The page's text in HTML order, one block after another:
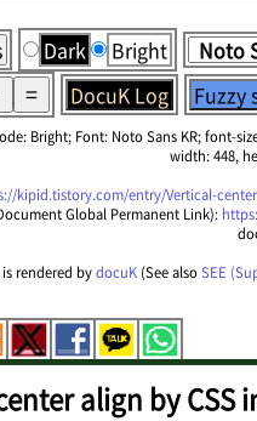
Dark Bright
= DocuK Log Fuzzy
Bright; Font: Noto Sans KR; font-
width: 448,
kipid.tistory.com/entry/Vertical-
Global Permanent Link):
rendered bydocuK (See alsoSEE
align by CSS